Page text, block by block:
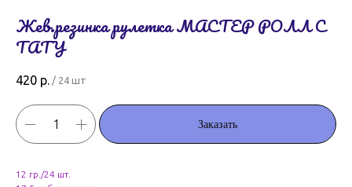
Жев.резинка рулетка МАСТЕР РОЛЛ С
ТАТУ
420 р. / 24 шт
Заказать
12 гр./24 шт.